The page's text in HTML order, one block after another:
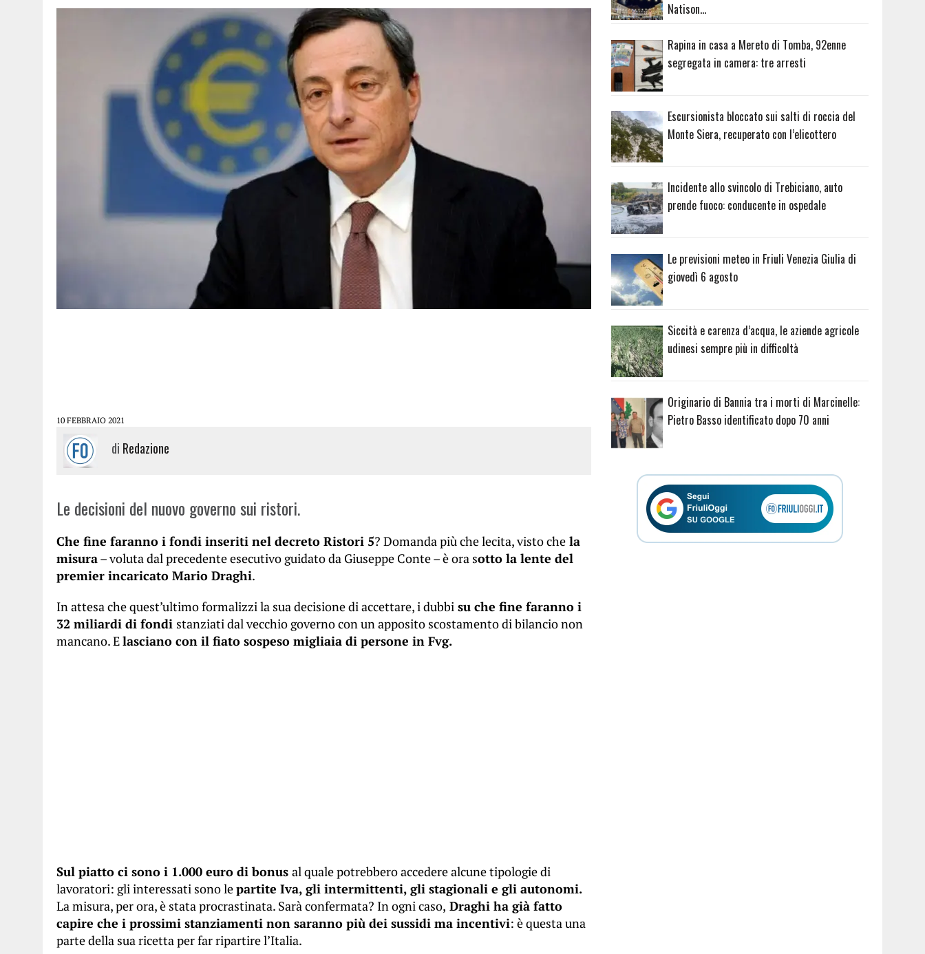
10 FEBBRAIO 2021
di Redazione
Le decisioni del nuovo governo sui ristori.
Che fine faranno i fondi inseriti nel decreto Ristori 5? Domanda più che lecita, visto che la
misura– voluta dal precedente esecutivo guidato da Giuseppe Conte – è ora sotto la lente del
premier incaricato Mario Draghi.
In attesa che quest’ultimo formalizzi la sua decisione di accettare, i dubbi su che fine faranno i
32 miliardi di fondi stanziati dal vecchio governo con un apposito scostamento di bilancio non
mancano. Elasciano con il fiato sospeso migliaia di persone in Fvg.
Sul piatto ci sono i 1.000 euro di bonus al quale potrebbero accedere alcune tipologie di
lavoratori: gli interessati sono lepartite Iva, gli intermittenti, gli stagionali e gli autonomi.
La misura, per ora, è stata procrastinata. Sarà confermata? In ogni caso, Draghi ha già fatto
capire che i prossimi stanziamenti non saranno più dei sussidi ma incentivi: è questa una
parte della sua ricetta per far ripartire l’Italia.
Natison…
Rapina in casa a Mereto di Tomba, 92enne
segregata in camera: tre arresti
Escursionista bloccato sui salti di roccia del
Monte Siera, recuperato con l’elicottero
Incidente allo svincolo di Trebiciano, auto
prende fuoco: conducente in ospedale
Le previsioni meteo in Friuli Venezia Giulia di
giovedì 6 agosto
Siccità e carenza d’acqua, le aziende agricole
udinesi sempre più in difficoltà
Originario di Bannia tra i morti di Marcinelle:
Pietro Basso identificato dopo 70 anni